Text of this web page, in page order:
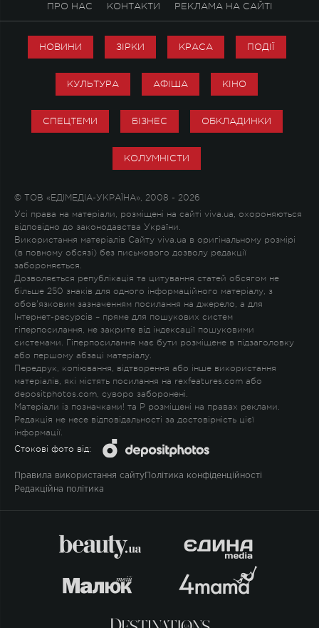
ПРО НАС КОНТАКТИ РЕКЛАМА НА САЙТІ
НОВИНИ ЗІРКИ КРАСА ПОДІЇ
КУЛЬТУРА АФІША КІНО
СПЕЦТЕМИ БІЗНЕС ОБКЛАДИНКИ
КОЛУМНІСТИ
© ТОВ «ЕДІМЕДІА-УКРАЇНА», 2008 - 2026
Усі права на матеріали, розміщені на сайті viva.ua, охороняються
відповідно до законодавства України.
Використання матеріалів Сайту viva.ua в оригінальному розмірі
(в повному обсязі) без письмового дозволу редакції
забороняється.
Дозволяється републікація та цитування статей обсягом не
більше 250 знаків для одного інформаційного матеріалу, з
обов'язковим зазначенням посилання на джерело, а для
Інтернет-ресурсів – пряме для пошукових систем
гіперпосилання, не закрите від індексації пошуковими
системами. Гіперпосилання має бути розміщене в підзаголовку
або першому абзаці матеріалу.
Передрук, копіювання, відтворення або інше використання
матеріалів, які містять посилання на rexfeatures.com або
depositphotos.com, суворо заборонені.
Матеріали із позначками! та P розміщені на правах реклами.
Редакція не несе відповідальності за достовірність цієї
інформації.
Стокові фото від:
Правила використання сайту Політика конфіденційності
Редакційна політика